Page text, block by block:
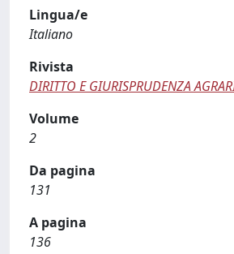
Lingua/e
Italiano
Rivista
DIRITTO E GIURISPRUDENZA
Volume
2
Da pagina
131
A pagina
136